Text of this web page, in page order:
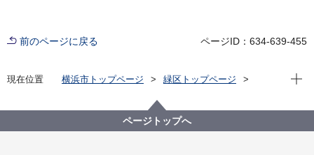
前のページに戻る ページID：634-639-455
現在位置 横浜市トップページ
緑区トップページ
緑土木事務所
緑区の身近な公園(地域別・50音順)
現在
ページトップへ